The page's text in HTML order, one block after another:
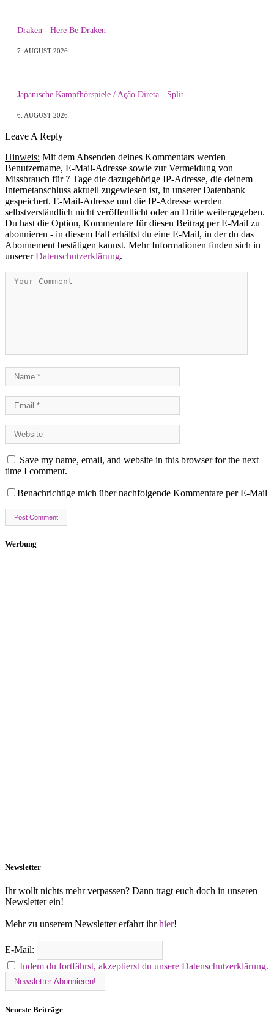
Draken - Here Be Draken
7. AUGUST 2026
Japanische Kampfhörspiele / Ação Direta - Split
6. AUGUST 2026
Leave A Reply
Hinweis: Mit dem Absenden deines Kommentars werden
Benutzername, E-Mail-Adresse sowie zur Vermeidung von
Missbrauch für 7 Tage die dazugehörige IP-Adresse, die deinem
Internetanschluss aktuell zugewiesen ist, in unserer Datenbank
gespeichert. E-Mail-Adresse und die IP-Adresse werden
selbstverständlich nicht veröffentlicht oder an Dritte weitergegeben.
Du hast die Option, Kommentare für diesen Beitrag per E-Mail zu
abonnieren - in diesem Fall erhältst du eine E-Mail, in der du das
Abonnement bestätigen kannst. Mehr Informationen finden sich in
unsererDatenschutzerklärung.
Save my name, email, and website in this browser for the next
time I comment.
Benachrichtige mich über nachfolgende Kommentare per E-Mail
Werbung
Newsletter
Ihr wollt nichts mehr verpassen? Dann tragt euch doch in unseren
Newsletter ein!
Mehr zu unserem Newsletter erfahrt ihrhier!
E-Mail:
Indem du fortfährst, akzeptierst du unsere Datenschutzerklärung.
Neueste Beiträge